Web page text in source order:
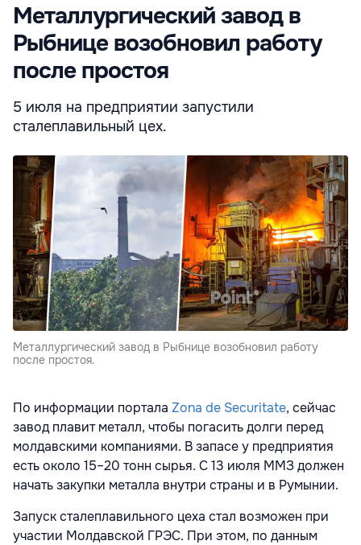
Металлургический завод в
Рыбнице возобновил работу
после простоя
5 июля на предприятии запустили
сталеплавильный цех.
Металлургический завод в Рыбнице возобновил работу
после простоя.
По информации портала Zona de Securitate, сейчас
завод плавит металл, чтобы погасить долги перед
молдавскими компаниями. В запасе у предприятия
есть около 15–20 тонн сырья. С 13 июля ММЗ должен
начать закупки металла внутри страны и в Румынии.
Запуск сталеплавильного цеха стал возможен при
участии Молдавской ГРЭС. При этом, по данным